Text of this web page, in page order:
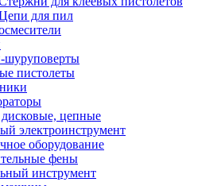
для пил
шуруповерты
пистолеты
цепные
электроинструмент
оборудование
фены
инструмент